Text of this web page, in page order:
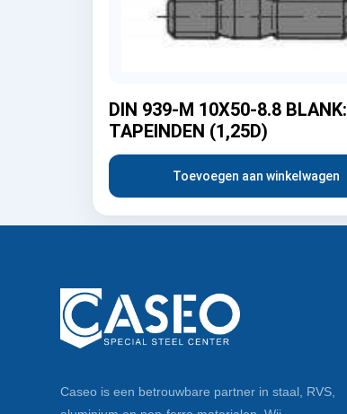
DIN 939-M 10X50-8.8 BLANK:
TAPEINDEN (1,25D)
Toevoegen aan winkelwagen
Caseo is een betrouwbare partner in staal, RVS,